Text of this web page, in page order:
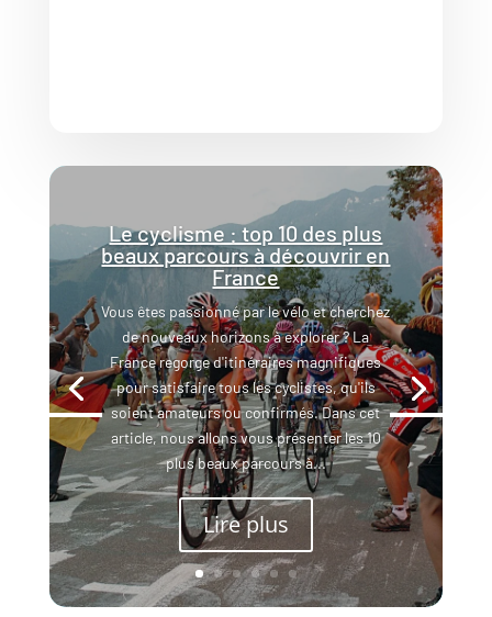
Le cyclisme : top 10 des plus
beaux parcours à découvrir en
France
Vous êtes passionné par le vélo et cherchez
de nouveaux horizons à explorer ? La
France regorge d'itinéraires magnifiques
pour satisfaire tous les cyclistes, qu'ils
soient amateurs ou confirmés. Dans cet
article, nous allons vous présenter les 10
plus beaux parcours à...
Lire plus